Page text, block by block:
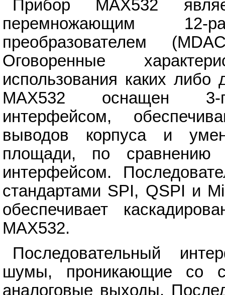
Прибор MAX532
перемножающим 12-
преобразователем
Оговоренные
использования каких либо
MAX532 оснащен 3-
интерфейсом,
выводов корпуса и
площади, по
интерфейсом.
стандартами SPI, QSPI и
обеспечивает
MAX532.
Последовательный
шумы, проникающие со
аналоговые выходы.